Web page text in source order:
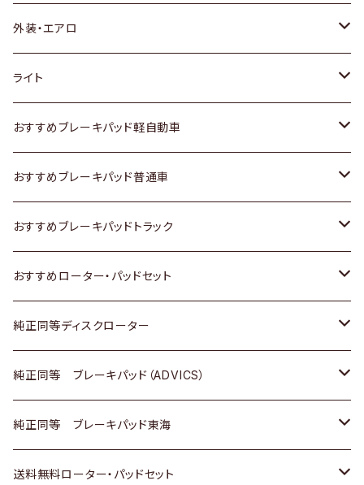
トヨタ
ホンダ
スズキ
日産
いすゞ
ダイハツ
マツダ
三菱
スバル
日野
外装・エアロ
トヨタ
ホンダ
スズキ
日産
いすゞ
ダイハツ
マツダ
三菱
日野
ライト
トヨタ
スズキ
日産
いすゞ
ダイハツ
三菱
日野
三菱ふそう
おすすめブレーキパッド軽自動車
トヨタ
ホンダ
スズキ
日産
ダイハツ
マツダ
三菱
おすすめブレーキパッド普通車
トヨタ
ホンダ
スズキ
日産
いすゞ
ダイハツ
おすすめブレーキパッドトラック
トヨタ
日産
いすゞ
ダイハツ
マツダ
おすすめローター・パッドセット
トヨタ
ホンダ
スズキ
日産
純正同等ディスクローター
トヨタ
ホンダ
スズキ
純正同等 ブレーキパッド（ADVICS）
トヨタ
ホンダ
純正同等 ブレーキパッド東海
トヨタ
送料無料ローター・パッドセット